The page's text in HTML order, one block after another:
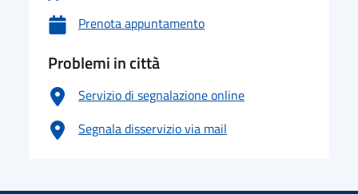
Prenota appuntamento
Problemi in città
Servizio di segnalazione online
Segnala disservizio via mail